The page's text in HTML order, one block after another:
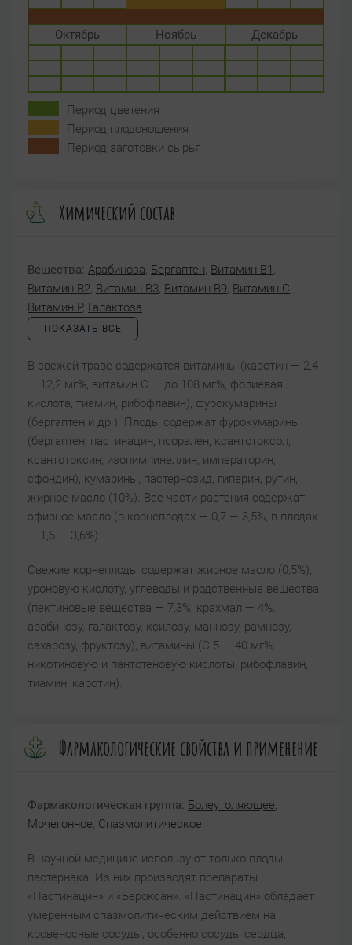
Октябрь Ноябрь Декабрь
Период цветения
Период плодоношения
Период заготовки сырья
Химический состав
Вещества: Арабиноза, Бергаптен, Витамин B1 ,
Витамин B2, Витамин B3, Витамин B9, Витамин C,
Витамин P, Галактоза
ПОКАЗАТЬ ВСЕ
В свежей траве содержатся витамины (каротин — 2,4
— 12,2 мг%, витамин С — до 108 мг%, фолиевая
кислота, тиамин, рибофлавин), фурокумарины
(бергаптен и др.). Плоды содержат фурокумарины
(бергаптен, пастинацин, псорален, ксантотоксол,
ксантотоксин, изопимпинеллин, императорин,
сфондин), кумарины, пастернозид, гиперин, рутин,
жирное масло (10%). Все части растения содержат
эфирное масло (в корнеплодах — 0,7 — 3,5%, в плодах
— 1,5 — 3,6%).
Свежие корнеплоды содержат жирное масло (0,5%),
уроновую кислоту, углеводы и родственные вещества
(пектиновые вещества — 7,3%, крахмал — 4%,
арабинозу, галактозу, ксилозу, маннозу, рамнозу,
сахарозу, фруктозу), витамины (С 5 — 40 мг%,
никотиновую и пантотеновую кислоты, рибофлавин,
тиамин, каротин).
Фармакологические свойства и применение
Фармакологическая группа: Болеутоляющее,
Мочегонное, Спазмолитическое
В научной медицине используют только плоды
пастернака. Из них производят препараты
«Пастинацин» и «Бероксан». «Пастинацин» обладает
умеренным спазмолитическим действием на
кровеносные сосуды, особенно сосуды сердца,